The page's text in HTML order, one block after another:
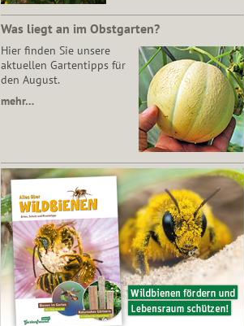
Was liegt an im Obstgarten?
Hier finden Sie unsere
aktuellen Gartentipps für
den August.
mehr…